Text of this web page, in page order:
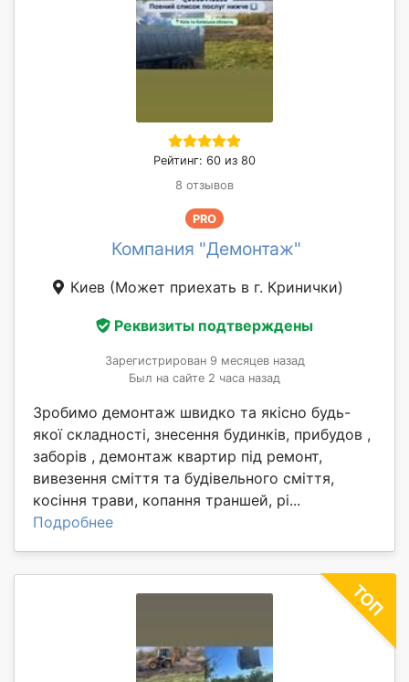
Рейтинг: 60 из 80
8 отзывов
PRO
Компания "Демонтаж"
Киев (Может приехать в г. Кринички)
Реквизиты подтверждены
Зарегистрирован 9 месяцев назад
Был на сайте 2 часа назад
Зробимо демонтаж швидко та якісно будь-
якої складності, знесення будинків, прибудов ,
заборів , демонтаж квартир під ремонт,
вивезення сміття та будівельного сміття,
косіння трави, копання траншей, рі...
Подробнее